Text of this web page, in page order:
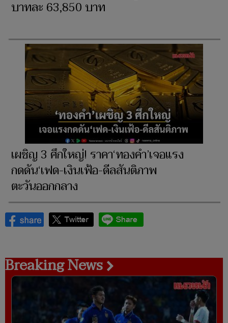
บาทละ 63,850 บาท
เผชิญ 3 ศึกใหญ่! ราคา‘ทองคำ’เจอแรง
กดดัน‘เฟด-เงินเฟ้อ-ดีลสันติภาพ
ตะวันออกกลาง
Breaking News